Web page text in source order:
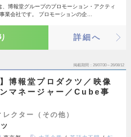
、博報堂グループのプロモーション・アクティ
業会社です。 プロモーションの企…
詳細へ
掲載期間 26/07/30～26/08/12
博報堂プロダクツ／映像
マネージャー／Cube事
クター（その他）